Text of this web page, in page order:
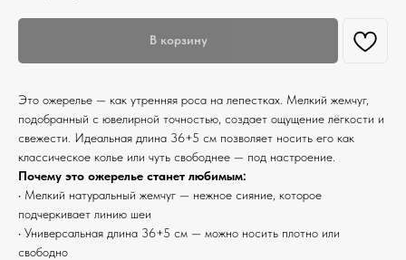
В корзину
Это ожерелье — как утренняя роса на лепестках. Мелкий жемчуг,
подобранный с ювелирной точностью, создает ощущение лёгкости и
свежести. Идеальная длина 36+5 см позволяет носить его как
классическое колье или чуть свободнее — под настроение.
Почему это ожерелье станет любимым:
• Мелкий натуральный жемчуг — нежное сияние, которое
подчеркивает линию шеи
• Универсальная длина 36+5 см — можно носить плотно или
свободно